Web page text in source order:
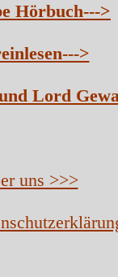
Hörbuch--->
>
Lord
uns >>>